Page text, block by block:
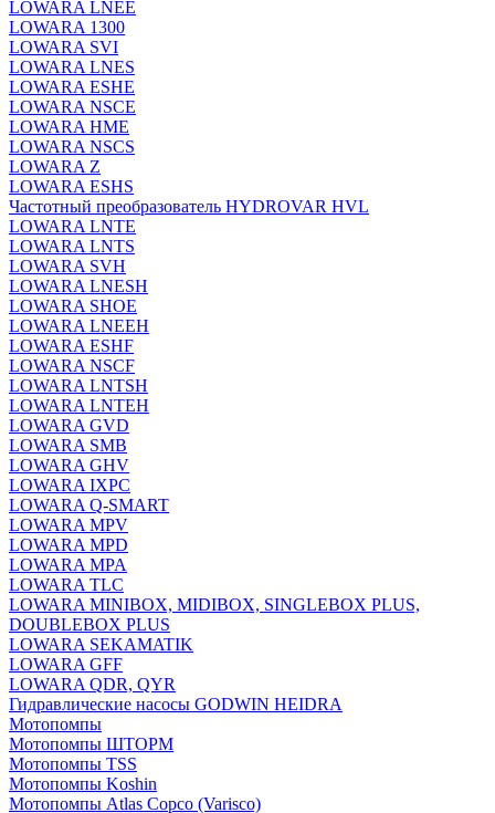
LOWARA LNEE
LOWARA 1300
LOWARA SVI
LOWARA LNES
LOWARA ESHE
LOWARA NSCE
LOWARA HME
LOWARA NSCS
LOWARA Z
LOWARA ESHS
Частотный преобразователь HYDROVAR HVL
LOWARA LNTE
LOWARA LNTS
LOWARA SVH
LOWARA LNESH
LOWARA SHOE
LOWARA LNEEH
LOWARA ESHF
LOWARA NSCF
LOWARA LNTSH
LOWARA LNTEH
LOWARA GVD
LOWARA SMB
LOWARA GHV
LOWARA IXPС
LOWARA Q-SMART
LOWARA MPV
LOWARA MPD
LOWARA MPA
LOWARA TLC
LOWARA MINIBOX, MIDIBOX, SINGLEBOX PLUS,
DOUBLEBOX PLUS
LOWARA SEKAMATIK
LOWARA GFF
LOWARA QDR, QYR
Гидравлические насосы GODWIN HEIDRA
Мотопомпы
Мотопомпы ШТОРМ
Мотопомпы TSS
Мотопомпы Koshin
Мотопомпы Atlas Copco (Varisco)